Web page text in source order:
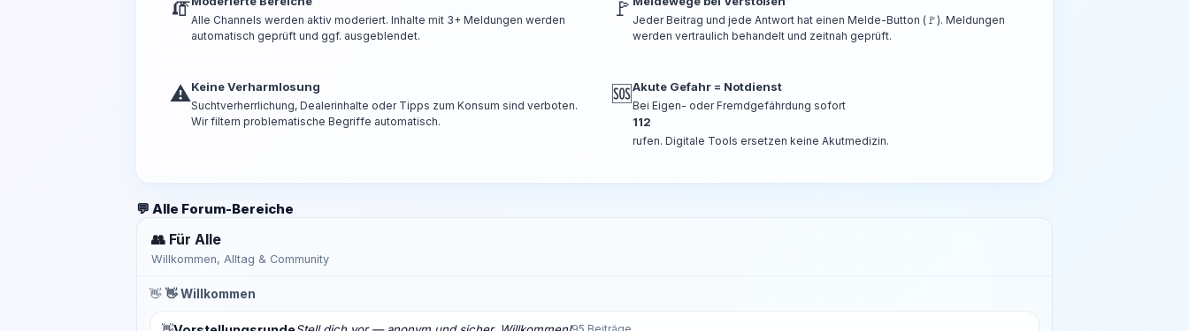
🧯Alle Channels werden aktiv moderiert. Inhalte mit 3+ Meldungen werden
automatisch geprüft und ggf. ausgeblendet.
🚩 Jeder Beitrag und jede Antwort hat einen Melde-Button (🚩). Meldungen
werden vertraulich behandelt und zeitnah geprüft.
⚠️Keine Verharmlosung
Suchtverherrlichung, Dealerinhalte oder Tipps zum Konsum sind verboten.
Wir filtern problematische Begriffe automatisch.
🆘Akute Gefahr = Notdienst
Bei Eigen- oder Fremdgefährdung sofort
112
rufen. Digitale Tools ersetzen keine Akutmedizin.
💬 Alle Forum-Bereiche
👥 Für Alle
Willkommen, Alltag & Community
👋 👋 Willkommen